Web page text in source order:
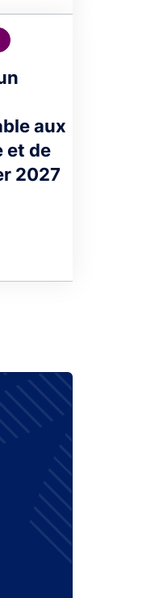
aux
et de
2027